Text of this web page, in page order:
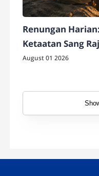
Renungan
Ketaatan Sang
August 01 2026